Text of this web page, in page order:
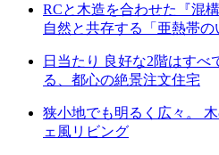
RCと木造を合わせた『混
自然と共存する「亜熱帯の
日当たり 良好な2階はすべ
る、都心の絶景注文住宅
狭小地でも明るく広々。
ェ風リビング